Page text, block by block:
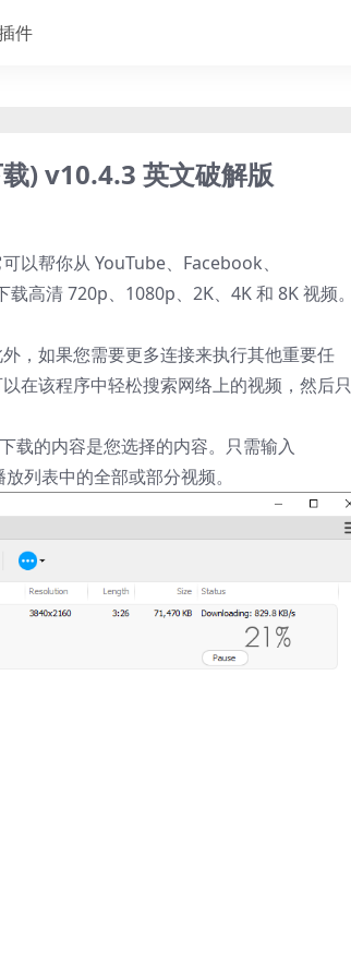
件
) v10.4.3 英文破解版
以帮你从 YouTube、Facebook、
高清 720p、1080p、2K、4K 和 8K 视频。
，如果您需要更多连接来执行其他重要任
在该程序中轻松搜索网络上的视频，然后只
载的内容是您选择的内容。只需输入
列表中的全部或部分视频。